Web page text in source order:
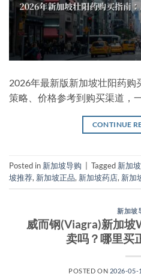
2026年最新版新加坡壮阳药购
策略、价格参考到购买渠道，
CONTINUE
Posted in 新加坡导购 Tagged 新加坡
坡推荐, 新加坡正品, 新加坡药店, 新加
新加坡
威而钢(Viagra)新加
卖吗？哪里买
POSTED ON 2026-05-